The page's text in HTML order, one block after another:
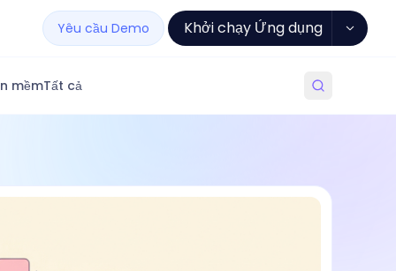
Yêu cầu Demo Khởi chạy Ứng dụng
mềmTất cả